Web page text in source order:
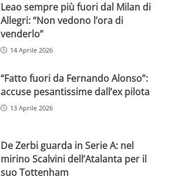
Leao sempre più fuori dal Milan di
Allegri: “Non vedono l’ora di
venderlo”
14 Aprile 2026
“Fatto fuori da Fernando Alonso”:
accuse pesantissime dall’ex pilota
13 Aprile 2026
De Zerbi guarda in Serie A: nel
mirino Scalvini dell’Atalanta per il
suo Tottenham